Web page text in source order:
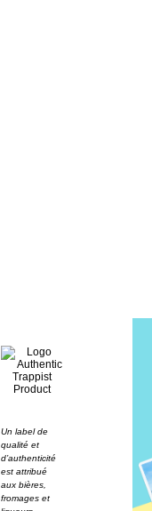
Un label de
qualité et
d’authenticité
est attribué
aux bières,
fromages et